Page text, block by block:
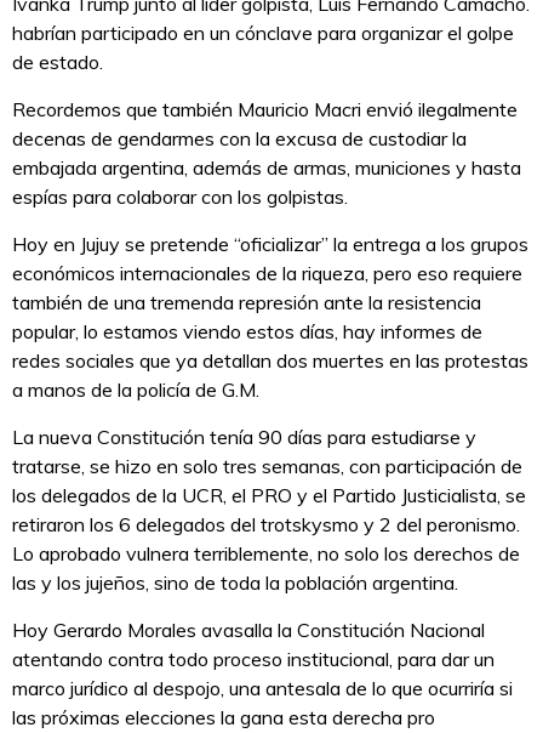
habrían participado en un cónclave para organizar el golpe
de estado.
Recordemos que también Mauricio Macri envió ilegalmente
decenas de gendarmes con la excusa de custodiar la
embajada argentina, además de armas, municiones y hasta
espías para colaborar con los golpistas.
Hoy en Jujuy se pretende “oficializar” la entrega a los grupos
económicos internacionales de la riqueza, pero eso requiere
también de una tremenda represión ante la resistencia
popular, lo estamos viendo estos días, hay informes de
redes sociales que ya detallan dos muertes en las protestas
a manos de la policía de G.M.
La nueva Constitución tenía 90 días para estudiarse y
tratarse, se hizo en solo tres semanas, con participación de
los delegados de la UCR, el PRO y el Partido Justicialista, se
retiraron los 6 delegados del trotskysmo y 2 del peronismo.
Lo aprobado vulnera terriblemente, no solo los derechos de
las y los jujeños, sino de toda la población argentina.
Hoy Gerardo Morales avasalla la Constitución Nacional
atentando contra todo proceso institucional, para dar un
marco jurídico al despojo, una antesala de lo que ocurriría si
las próximas elecciones la gana esta derecha pro